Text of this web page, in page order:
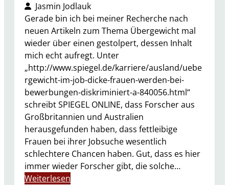
Jasmin Jodlauk
Gerade bin ich bei meiner Recherche nach
neuen Artikeln zum Thema Übergewicht mal
wieder über einen gestolpert, dessen Inhalt
mich echt aufregt. Unter
„http://www.spiegel.de/karriere/ausland/uebe
rgewicht-im-job-dicke-frauen-werden-bei-
bewerbungen-diskriminiert-a-840056.html“
schreibt SPIEGEL ONLINE, dass Forscher aus
Großbritannien und Australien
herausgefunden haben, dass fettleibige
Frauen bei ihrer Jobsuche wesentlich
schlechtere Chancen haben. Gut, dass es hier
immer wieder Forscher gibt, die solche…
Weiterlesen